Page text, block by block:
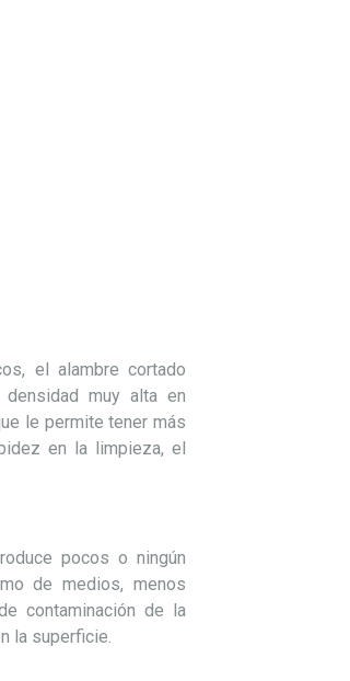
el alambre cortado
muy alta en
le permite tener más
en la limpieza, el
pocos o ningún
de medios, menos
contaminación de la
la superficie.